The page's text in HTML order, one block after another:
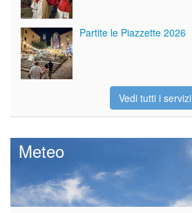
Partite le Piazzette 2026
Vedi tutti i servizi
Meteo